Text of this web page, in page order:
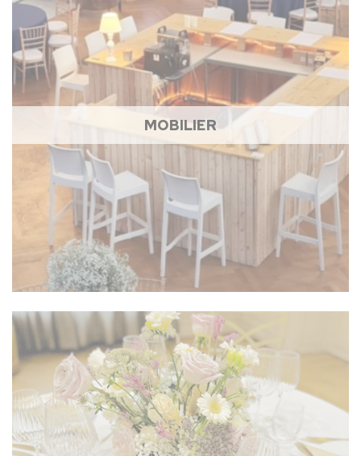
MOBILIER